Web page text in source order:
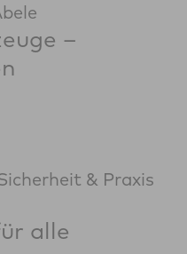
–
& Praxis
alle